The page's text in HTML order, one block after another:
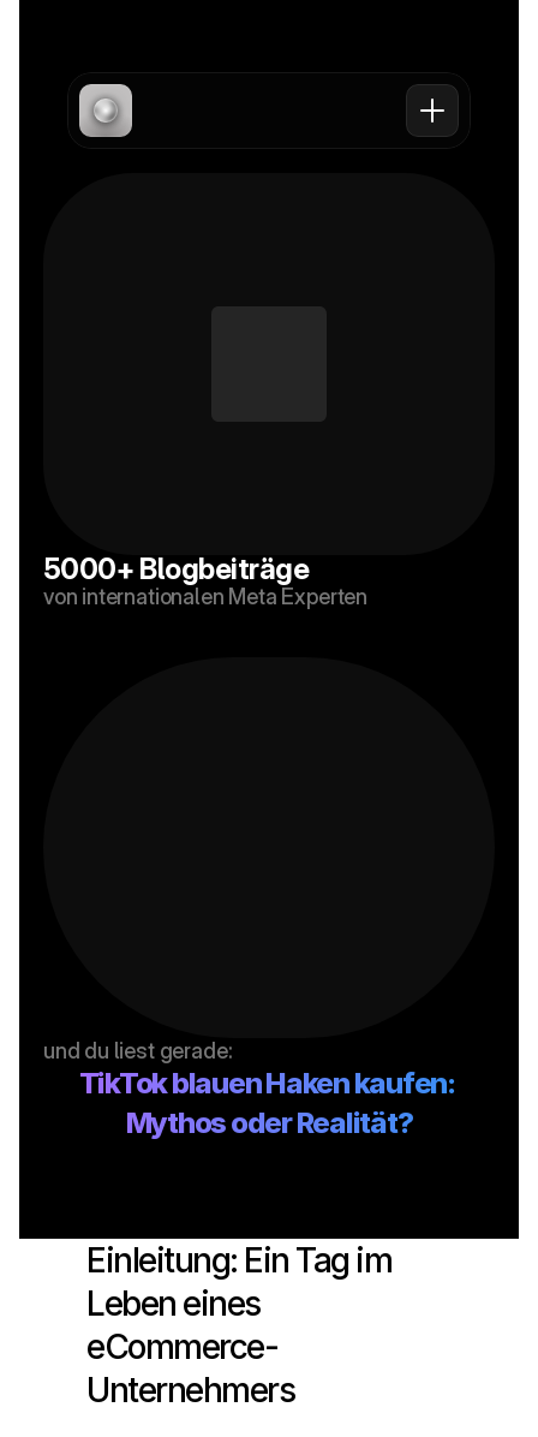
Werbekonto"
5000+ Blogbeiträge
von internationalen Meta Experten
und du liest gerade:
TikTok blauen Haken kaufen:
Mythos oder Realität?
Einleitung: Ein Tag im
Leben eines
eCommerce-
Unternehmers